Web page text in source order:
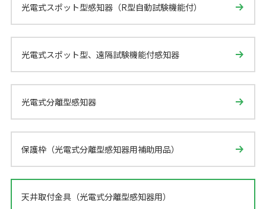
光電式スポット型感知器（R型自動試験機能付）
光電式スポット型、遠隔試験機能付感知器
光電式分離型感知器
保護枠（光電式分離型感知器用補助用品）
天井取付金具（光電式分離型感知器用）